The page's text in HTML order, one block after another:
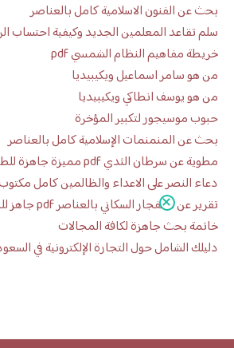
بحث عن الفنون الاسلامية كامل بالعناصر
سلم تقاعد المعلمين الجديد وكيفية احتساب
خريطة مفاهيم النظام الشمسي pdf
من هو سامر اسماعيل ويكيبيديا
من هو يوسف انطاكي ويكيبيديا
حبوب موسيجور لتكبير المؤخرة
بحث عن المنمنمات الإسلامية كامل بالعناصر
مطوية عن سرطان الثدي pdf مميزة جاهزة للطباعة
دعاء النصر على الاعداء والظالمين كامل
تقرير عن الانفجار السكاني بالعناصر pdf جاهز للطباعة
خاتمة بحث جاهزة لكافة المجالات
دليلك الشامل حول التجارة الإلكترونية في